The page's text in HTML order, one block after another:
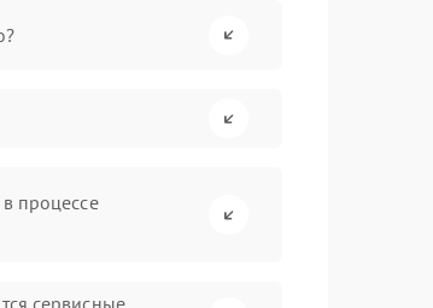
процессе
сервисные